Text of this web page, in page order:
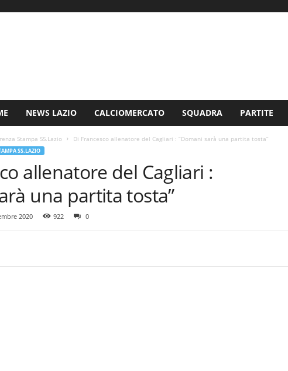
NEWS LAZIO CALCIOMERCATO SQUADRA PARTITE
Stampa SS.Lazio Di Francesco allenatore del Cagliari : “Domani sarà una partita tosta”
SS.LAZIO
allenatore del Cagliari :
una partita tosta”
2020 922 0